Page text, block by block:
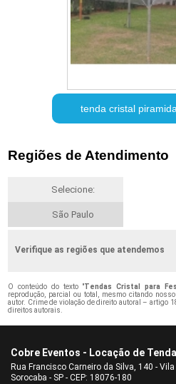
tenda cristal
Regiões de Atendimento
Selecione:
São Paulo
Verifique as regiões que atendemos
O conteúdo do texto "Tendas Cristal para
reprodução, parcial ou total, mesmo citando
autor. Crime de violação de direito autoral – artigo
direitos autorais.
Cobre Eventos - Locação de
Rua Francisco Carneiro da Silva, 140 -
Sorocaba - SP - CEP: 18076-180